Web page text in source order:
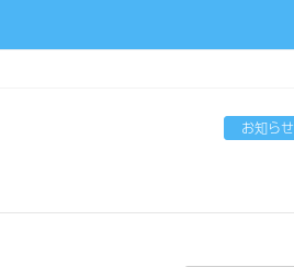
お知らせ